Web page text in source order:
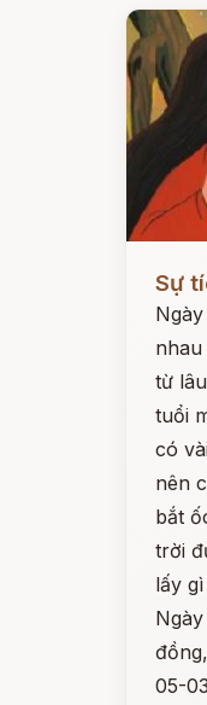
Sự
từ
tuổi
có
nên
bắt
trời
lấy
05-